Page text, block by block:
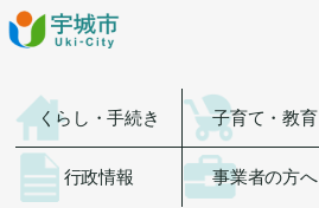
くらし・手続き 子育て・教育
行政情報 事業者の方へ